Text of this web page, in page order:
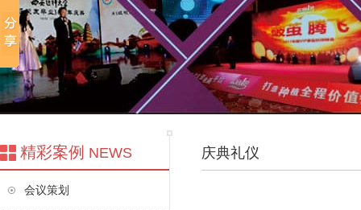
精彩案例 NEWS
会议策划
庆典礼仪